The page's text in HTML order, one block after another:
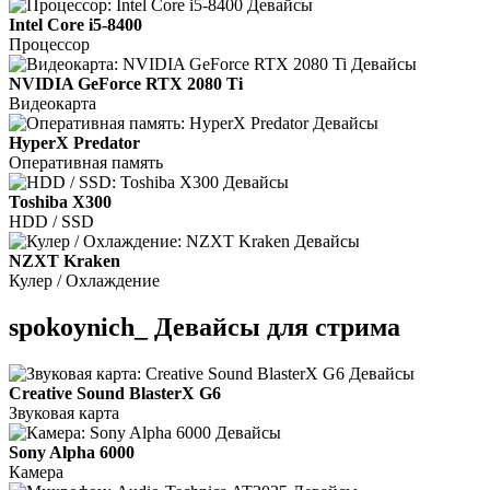
Intel Core i5-8400
Процессор
NVIDIA GeForce RTX 2080 Ti
Видеокарта
HyperX Predator
Оперативная память
Toshiba X300
HDD / SSD
NZXT Kraken
Кулер / Охлаждение
spokoynich_ Девайсы для стрима
Creative Sound BlasterX G6
Звуковая карта
Sony Alpha 6000
Камера